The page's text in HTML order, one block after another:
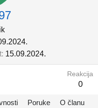
15.09.2024.
Reakcija
0
Poruke O članu